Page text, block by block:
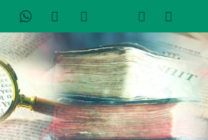
إلى
المحتوى